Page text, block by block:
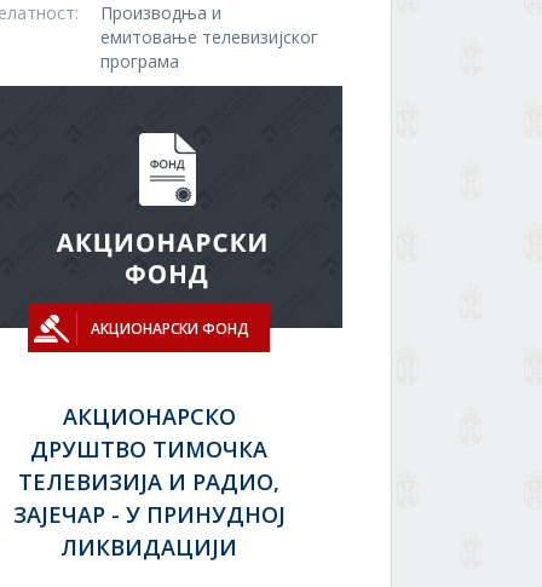
Производња и
емитовање телевизијског
програма
АКЦИОНАРСКИ ФОНД
АКЦИОНАРСКО
ДРУШТВО ТИМОЧКА
ТЕЛЕВИЗИЈА И РАДИО,
ЗАЈЕЧАР - У ПРИНУДНОЈ
ЛИКВИДАЦИЈИ